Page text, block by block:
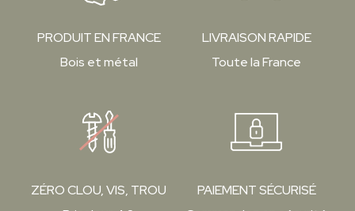
PRODUIT EN FRANCE
Bois et métal
LIVRAISON RAPIDE
Toute la France
ZÉRO CLOU, VIS, TROU
PAIEMENT SÉCURISÉ